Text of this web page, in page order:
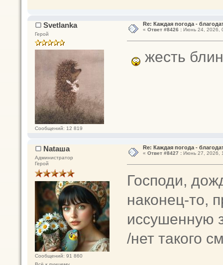
Svetlanka
Герой
Сообщений: 12 819
Re: Каждая погода -
« Ответ #8426 :Июнь 24, 2026,
жесть блин
Nataшa
Администратор
Герой
Сообщений: 91 860
Re: Каждая погода -
« Ответ #8427 :Июнь 27, 2026,
Господи,
наконец-то,
иссушенную
/нет такого